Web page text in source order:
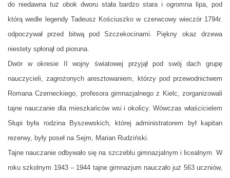
do niedawna tuż obok dworu stała bardzo stara i ogromna lipa, pod
którą wedle legendy Tadeusz Kościuszko w czerwcowy wieczór 1794r.
odpoczywał przed bitwą pod Szczekocinami. Piękny okaz drzewa
niestety spłonął od pioruna.
Dwór w okresie II wojny światowej przyjął pod swój dach grupę
nauczycieli, zagrożonych aresztowaniem, którzy pod przewodnictwem
Romana Czerneckiego, profesora gimnazjalnego z Kielc, zorganizowali
tajne nauczanie dla mieszkańców wsi i okolicy. Wówczas właścicielem
Słupi była rodzina Byszewskich, której administratorem był kapitan
rezerwy, były poseł na Sejm, Marian Rudziński.
Tajne nauczanie odbywało się na szczeblu gimnazjalnym i licealnym. W
roku szkolnym 1943 – 1944 tajne gimnazjum nauczało już 563 uczniów,